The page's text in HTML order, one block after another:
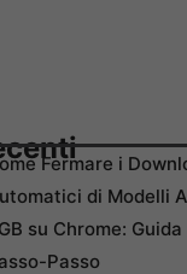
Fermare i
di Modelli
su Chrome: Guida
Passo